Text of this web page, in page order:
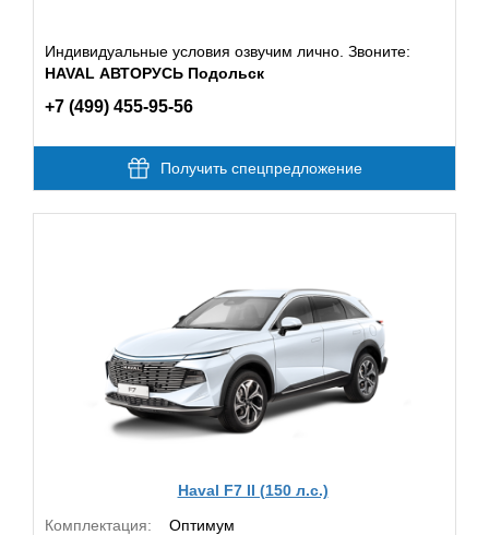
Индивидуальные условия озвучим лично. Звоните:
HAVAL АВТОРУСЬ Подольск
+7 (499) 455-95-56
Получить спецпредложение
Haval F7 II (150 л.с.)
Комплектация:
Оптимум